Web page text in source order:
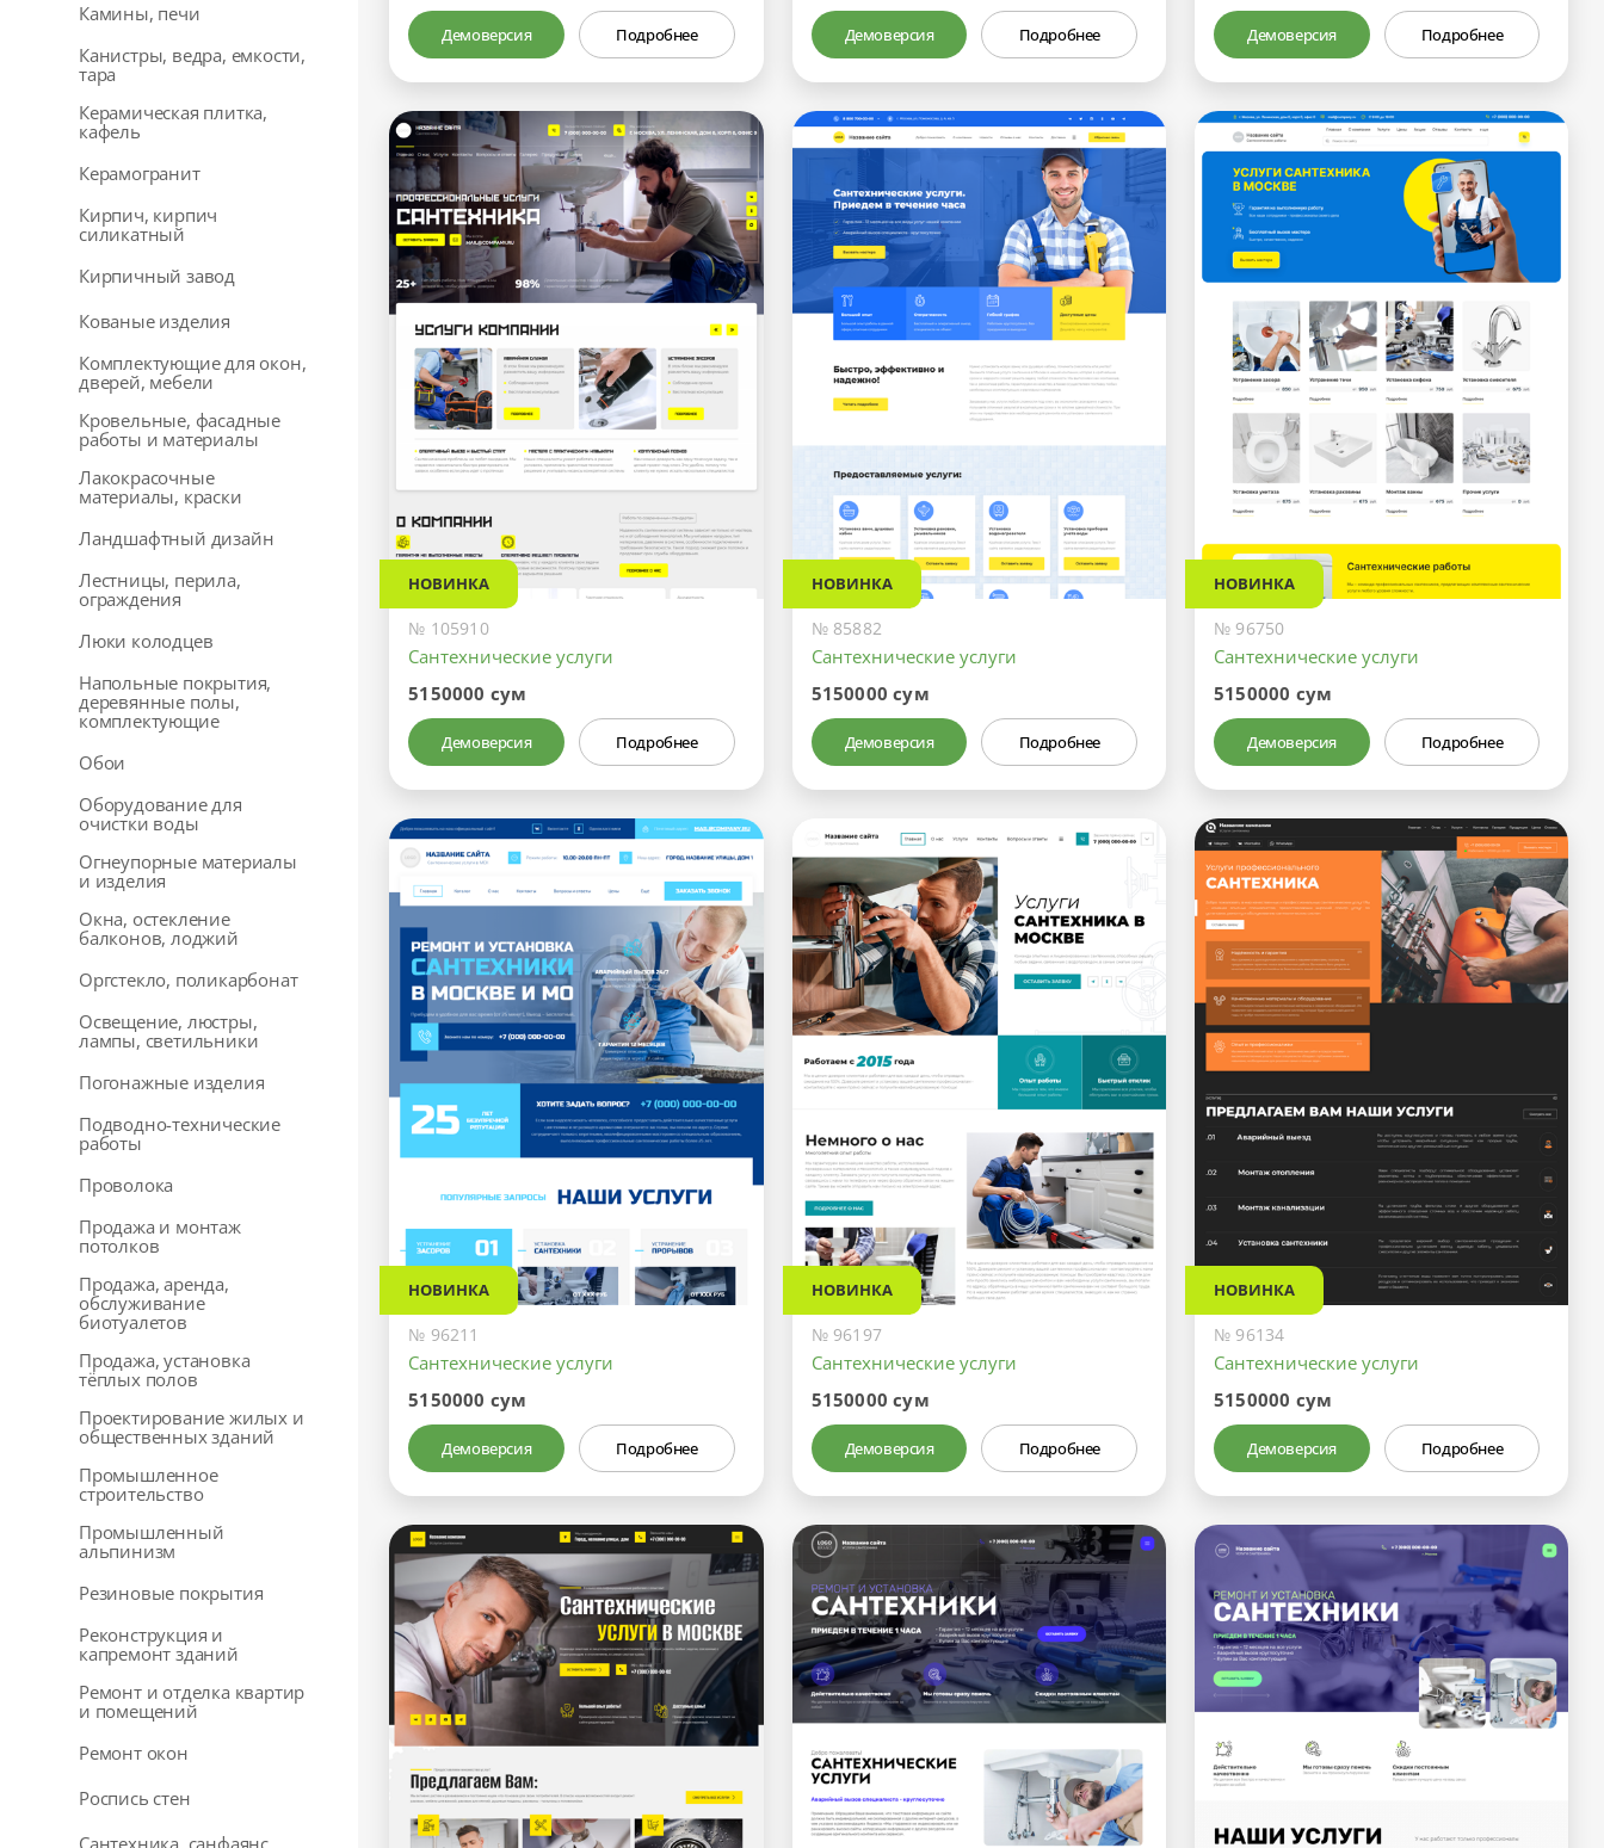
Камины, печи
Канистры, ведра, емкости,
тара
Керамическая плитка,
кафель
Керамогранит
Кирпич, кирпич
силикатный
Кирпичный завод
Кованые изделия
Комплектующие для окон,
дверей, мебели
Кровельные, фасадные
работы и материалы
Лакокрасочные
материалы, краски
Ландшафтный дизайн
Лестницы, перила,
ограждения
Люки колодцев
Напольные покрытия,
деревянные полы,
комплектующие
Обои
Оборудование для
очистки воды
Огнеупорные материалы
и изделия
Окна, остекление
балконов, лоджий
Оргстекло, поликарбонат
Освещение, люстры,
лампы, светильники
Погонажные изделия
Подводно-технические
работы
Проволока
Продажа и монтаж
потолков
Продажа, аренда,
обслуживание
биотуалетов
Продажа, установка
тёплых полов
Проектирование жилых и
общественных зданий
Промышленное
строительство
Промышленный
альпинизм
Резиновые покрытия
Реконструкция и
капремонт зданий
Ремонт и отделка квартир
и помещений
Ремонт окон
Роспись стен
Сантехника, санфаянс
Демоверсия Подробнее Демоверсия Подробнее Демоверсия Подробнее
НОВИНКА
№ 105910
Сантехнические услуги
5150000 сум
Демоверсия Подробнее
НОВИНКА
№ 85882
Сантехнические услуги
5150000 сум
Демоверсия Подробнее
НОВИНКА
№ 96750
Сантехнические услуги
5150000 сум
Демоверсия Подробнее
НОВИНКА
№ 96211
Сантехнические услуги
5150000 сум
Демоверсия Подробнее
НОВИНКА
№ 96197
Сантехнические услуги
5150000 сум
Демоверсия Подробнее
НОВИНКА
№ 96134
Сантехнические услуги
5150000 сум
Демоверсия Подробнее